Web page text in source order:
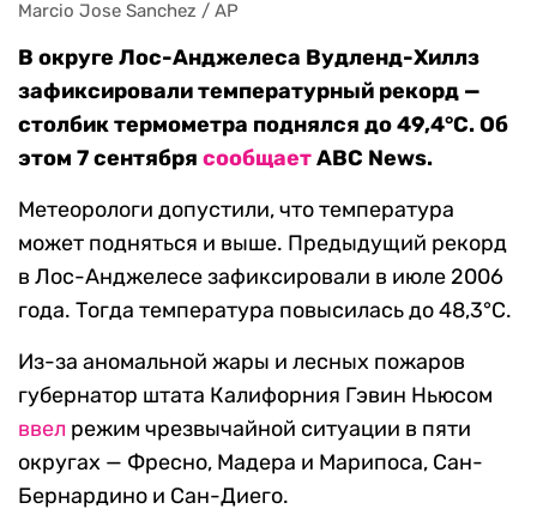
Marcio Jose Sanchez / AP
В округе Лос-Анджелеса Вудленд-Хиллз
зафиксировали температурный рекорд —
столбик термометра поднялся до 49,4°C. Об
этом 7 сентября сообщаетABC News.
Метеорологи допустили, что температура
может подняться и выше. Предыдущий рекорд
в Лос-Анджелесе зафиксировали в июле 2006
года. Тогда температура повысилась до 48,3°C.
Из-за аномальной жары и лесных пожаров
губернатор штата Калифорния Гэвин Ньюсом
ввел режим чрезвычайной ситуации в пяти
округах — Фресно, Мадера и Марипоса, Сан-
Бернардино и Сан-Диего.